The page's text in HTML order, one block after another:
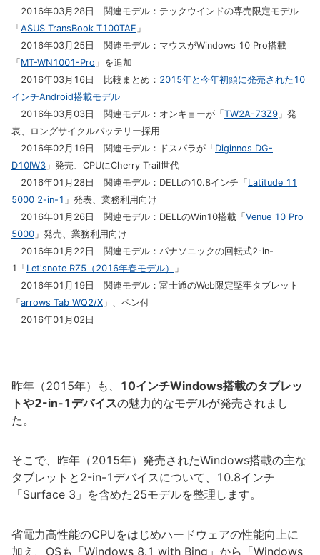
2016年03月28日 関連モデル：テックウインドの専売限定モデル
「ASUS TransBook T100TAF 」
2016年03月25日 関連モデル：マウスがWindows 10 Pro搭載
「MT-WN1001-Pro 」を追加
2016年03月16日 比較まとめ： 2015年と今年初頭に発売された10
インチAndroid搭載モデル
2016年03月03日 関連モデル：オンキョーが「TW2A-73Z9 」発
表、ロングサイクルバッテリー採用
2016年02月19日 関連モデル：ドスパラが「Diginnos DG-
D10IW3 」発売、CPUにCherry Trail世代
2016年01月28日 関連モデル：DELLの10.8インチ「Latitude 11
5000 2-in-1 」発表、業務利用向け
2016年01月26日 関連モデル：DELLのWin10搭載「Venue 10 Pro
5000 」発売、業務利用向け
2016年01月22日 関連モデル：パナソニックの回転式2-in-
1「Let'snote RZ5（2016年春モデル）
」
2016年01月19日 関連モデル：富士通のWeb限定堅牢タブレット
「arrows Tab WQ2/X 」、ペン付
2016年01月02日
昨年（2015年）も、 10インチWindows搭載のタブレッ
トや2-in-1デバイスの魅力的なモデルが発売されまし
た。
そこで、昨年（2015年）発売されたWindows搭載の主な
タブレットと2-in-1デバイスについて、10.8インチ
「Surface 3」を含めた25モデルを整理します。
省電力高性能のCPUをはじめハードウェアの性能向上に
加え、OSも「Windows 8.1 with Bing」から「Windows